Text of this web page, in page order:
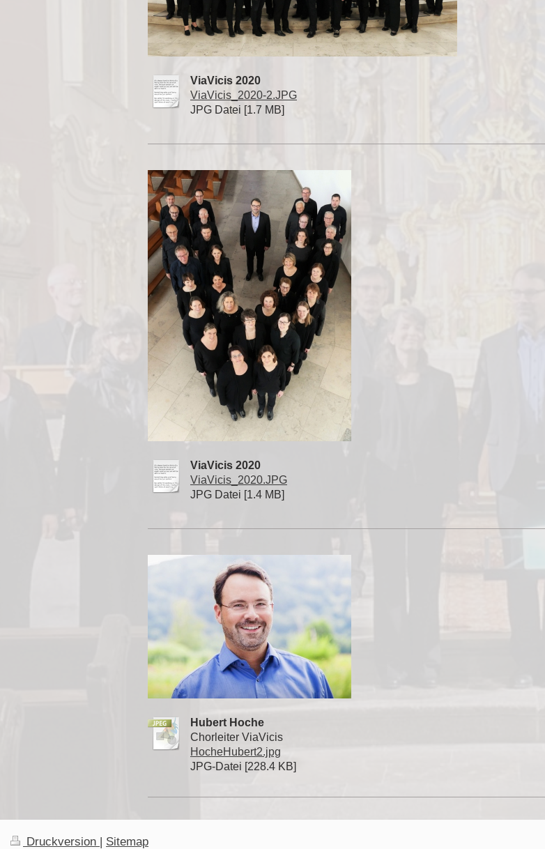
ViaVicis 2020
ViaVicis_2020-2.JPG
JPG Datei [1.7 MB]
ViaVicis 2020
ViaVicis_2020.JPG
JPG Datei [1.4 MB]
Hubert Hoche
Chorleiter ViaVicis
HocheHubert2.jpg
JPG-Datei [228.4 KB]
Druckversion | Sitemap